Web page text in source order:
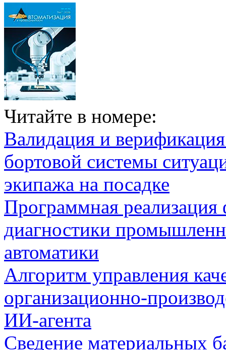
Читайте в номере:
Валидация и
бортовой системы
экипажа на посадке
Программная
диагностики
автоматики
Алгоритм управления
организационно-
ИИ-агента
Сведение материальных